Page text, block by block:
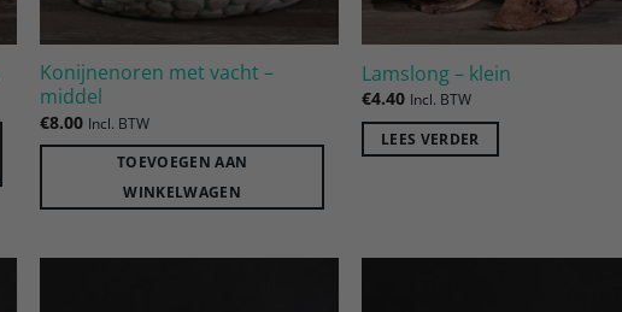
Konijnenoren met vacht –
middel
€8.00 Incl. BTW
TOEVOEGEN AAN
WINKELWAGEN
Lamslong – klein
€4.40 Incl. BTW
LEES VERDER